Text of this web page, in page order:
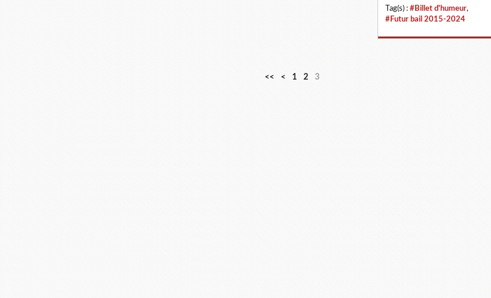
Tag(s) : #Billet d'humeur,
#Futur bail 2015-2024
<< < 1 2 3